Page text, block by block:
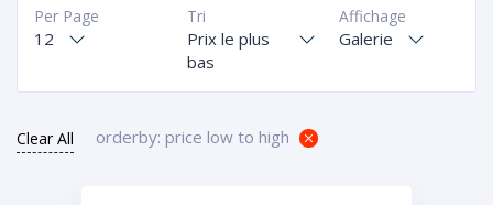
Affichage
Galerie
Tri
Prix le plus
bas
Per Page
12
Clear All orderby: price low to high